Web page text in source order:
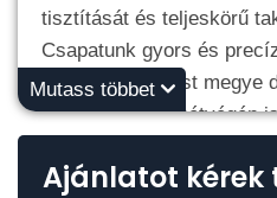
tisztítását és teljeskörű
Csapatunk gyors és
Budapest és Pest megye
kiszállás! Akár hétvégén
Mutass többet
Ajánlatot kérek